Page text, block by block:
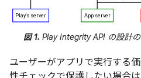
図 1. Play Integrity API の設計
ユーザーがアプリで実行する